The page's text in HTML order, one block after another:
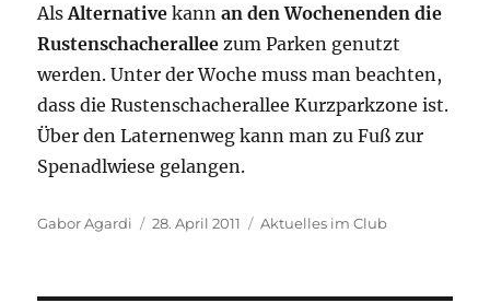
AlsAlternative kannan den Wochenenden die
Rustenschacherallee zum Parken genutzt
werden. Unter der Woche muss man beachten,
dass die Rustenschacherallee Kurzparkzone ist.
Über den Laternenweg kann man zu Fuß zur
Spenadlwiese gelangen.
Autor
Gabor Agardi
Veröffentlicht
28. April 2011 Kategorien
Aktuelles im Club